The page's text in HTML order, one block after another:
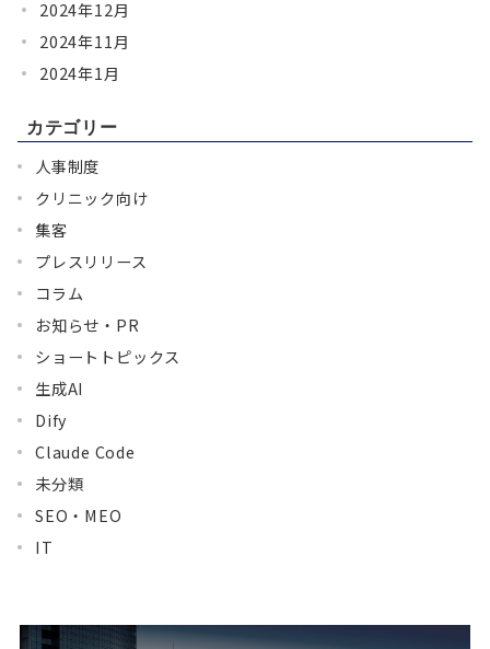
2024年12月
2024年11月
2024年1月
カテゴリー
人事制度
クリニック向け
集客
プレスリリース
コラム
お知らせ・PR
ショートトピックス
生成AI
Dify
Claude Code
未分類
SEO・MEO
IT